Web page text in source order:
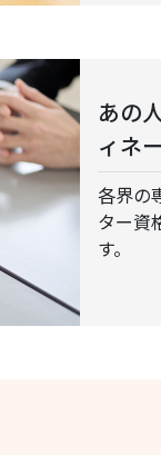
あの
ィネ
各界の
ター資
す。